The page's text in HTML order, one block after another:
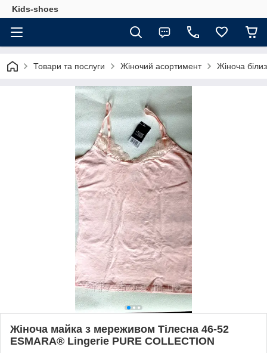
Kids-shoes
Товари та послуги Жіночий асортимент Жіноча
Жіноча майка з мереживом Тілесна 46-52
ESMARA® Lingerie PURE COLLECTION